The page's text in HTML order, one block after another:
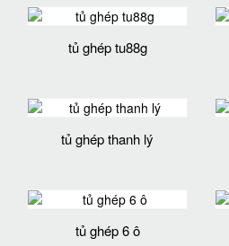
tủ ghép tu88g
tủ ghép thanh lý
tủ ghép 6 ô